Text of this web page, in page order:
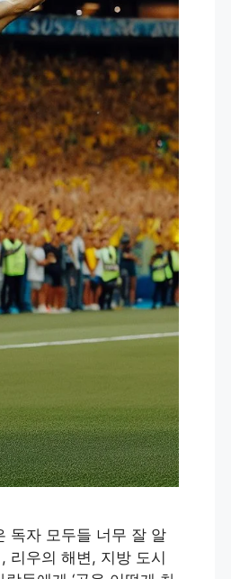
독자 모두들 너무 잘 알
리우의 해변, 지방 도시